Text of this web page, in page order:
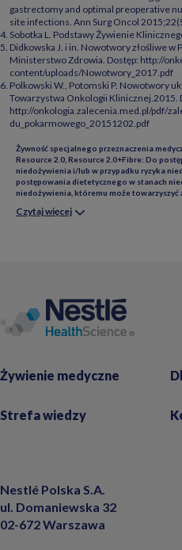
gastrectomy and optimal preoperative
site infections. Ann Surg Oncol
Sobotka L. Podstawy Żywienie
Didkowska J. i in. Nowotwory złośliwe w
Ministerstwo Zdrowia. Dostęp: http://
content/uploads/Nowotwory_2017.pdf
Polkowski W., Potomski P. Nowotwory
Towarzystwa Onkologii Klinicznej.2015.
http://onkologia.zalecenia.med.pl/pdf/
du_pokarmowego_20151202.pdf
Żywność specjalnego przeznaczenia
Resource 2.0, Resource 2.0+Fibre: Do
niedożywienia i/lub w przypadku ryzyka
postępowania dietetycznego w stanach
niedożywienia, któremu może towarzyszyć
Czytaj więcej
Żywienie medyczne
Strefa wiedzy
Nestlé Polska S.A.
ul. Domaniewska 32
02-672 Warszawa